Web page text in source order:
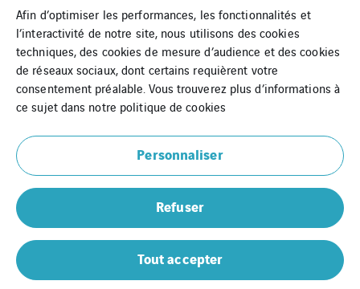
Contact
Mentions Légales
Cookies
Plan du site
Prometeo
Afin d’optimiser les performances, les fonctionnalités et
l’interactivité de notre site, nous utilisons des cookies
techniques, des cookies de mesure d’audience et des cookies
de réseaux sociaux, dont certains requièrent votre
consentement préalable. Vous trouverez plus d’informations à
ce sujet dans notre politique de cookies
Personnaliser
Refuser
Tout accepter